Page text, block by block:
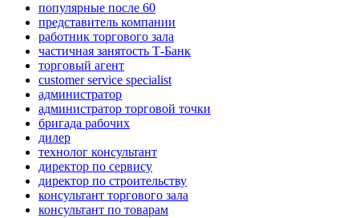
популярные после 60
представитель компании
работник торгового зала
частичная занятость Т-Банк
торговый агент
customer service specialist
администратор
администратор торговой точки
бригада рабочих
дилер
технолог консультант
директор по сервису
директор по строительству
консультант торгового зала
консультант по товарам